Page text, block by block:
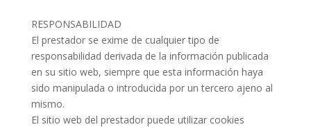
RESPONSABILIDAD
El prestador se exime de cualquier tipo de
responsabilidad derivada de la información publicada
en su sitio web, siempre que esta información haya
sido manipulada o introducida por un tercero ajeno al
mismo.
El sitio web del prestador puede utilizar cookies